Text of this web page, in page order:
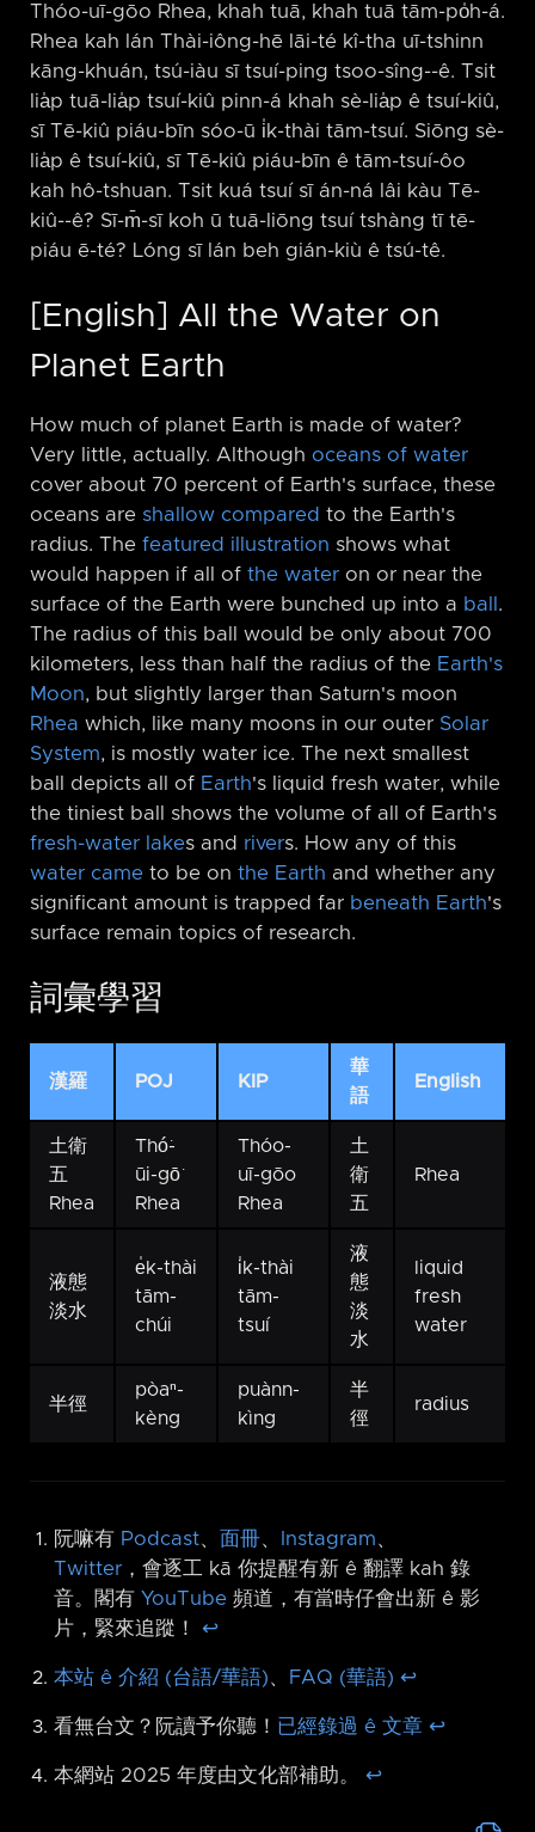
Thóo-uī-gōo Rhea, khah tuā, khah tuā tām-po̍h-á.
Rhea kah lán Thài-iông-hē lāi-té kî-tha uī-tshinn
kāng-khuán, tsú-iàu sī tsuí-ping tsoo-sîng-⁠-ê. Tsit
lia̍p tuā-lia̍p tsuí-kiû pinn-á khah sè-lia̍p ê tsuí-kiû,
sī Tē-kiû piáu-bīn sóo-ū i̍k-thài tām-tsuí. Siōng sè-
lia̍p ê tsuí-kiû, sī Tē-kiû piáu-bīn ê tām-tsuí-ôo
kah hô-tshuan. Tsit kuá tsuí sī án-ná lâi kàu Tē-
kiû-⁠-ê? Sī-m̄-sī koh ū tuā-liōng tsuí tshàng tī tē-
piáu ē-té? Lóng sī lán beh gián-kiù ê tsú-tê.
[English] All the Water on
Planet Earth
How much of planet Earth is made of water?
Very little, actually. Although oceans of water
cover about 70 percent of Earth's surface, these
oceans are shallow compared to the Earth's
radius. The featured illustration shows what
would happen if all of the water on or near the
surface of the Earth were bunched up into a ball .
The radius of this ball would be only about 700
kilometers, less than half the radius of the Earth's
Moon, but slightly larger than Saturn's moon
Rhea which, like many moons in our outer Solar
System, is mostly water ice. The next smallest
ball depicts all of Earth's liquid fresh water, while
the tiniest ball shows the volume of all of Earth's
fresh-water lakes and rivers. How any of this
water came to be on the Earth and whether any
significant amount is trapped far beneath Earth's
surface remain topics of research.
詞彙學習
漢羅 POJ KIP
華
語
English
土衛
五
Rhea
Thó͘-
ūi-gō͘
Rhea
Thóo-
uī-gōo
Rhea
土
衛
五
Rhea
液態
淡水
e̍k-thài
tām-
chúi
i̍k-thài
tām-
tsuí
液
態
淡
水
liquid
fresh
water
半徑
pòaⁿ-
kèng
puànn-
kìng
半
徑
radius
阮嘛有 Podcast、 面冊、 Instagram、
Twitter ，會逐工 kā 你提醒有新 ê 翻譯 kah 錄
音。閣有 YouTube 頻道，有當時仔會出新 ê 影
片，緊來追蹤！ ↩︎
本站 ê 介紹 (台語/華語)、 FAQ (華語) ↩︎
看無台文？阮讀予你聽！ 已經錄過 ê 文章 ↩︎
本網站 2025 年度由文化部補助。 ↩︎